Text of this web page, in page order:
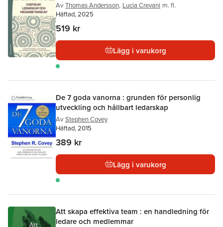
Av Thomas Andersson, Lucia Crevani m. fl.
Häftad, 2025
519 kr
Lägg i varukorg
De 7 goda vanorna : grunden för personlig
utveckling och hållbart ledarskap
Av Stephen Covey
Häftad, 2015
389 kr
Lägg i varukorg
Att skapa effektiva team : en handledning för
ledare och medlemmar